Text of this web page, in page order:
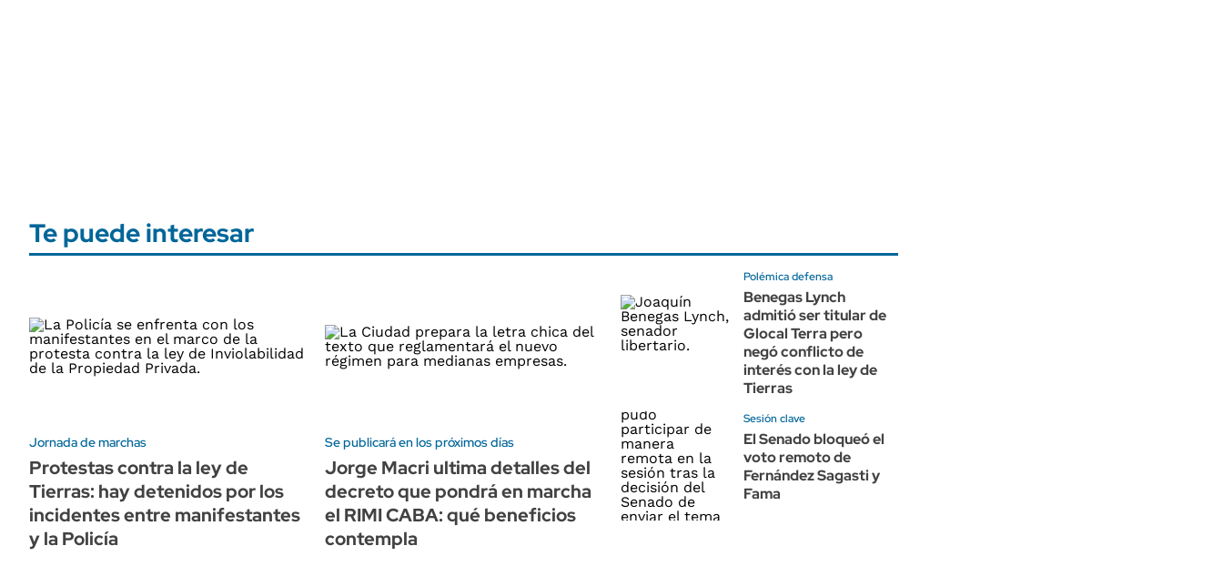
Te puede interesar
Jornada de marchas
Protestas contra la ley de
Tierras: hay detenidos por los
incidentes entre manifestantes
y la Policía
Se publicará en los próximos días
Jorge Macri ultima detalles del
decreto que pondrá en marcha
el RIMI CABA: qué beneficios
contempla
Polémica defensa
Benegas Lynch
admitió ser titular de
Glocal Terra pero
negó conflicto de
interés con la ley de
Tierras
Sesión clave
El Senado bloqueó el
voto remoto de
Fernández Sagasti y
Fama